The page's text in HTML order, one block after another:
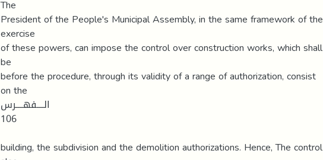
The
President of the People's Municipal Assembly, in the same framework of the
exercise
of these powers, can impose the control over construction works, which shall
be
before the procedure, through its validity of a range of authorization, consist
on the
الــــفهــــرس
106
building, the subdivision and the demolition authorizations. Hence, The control